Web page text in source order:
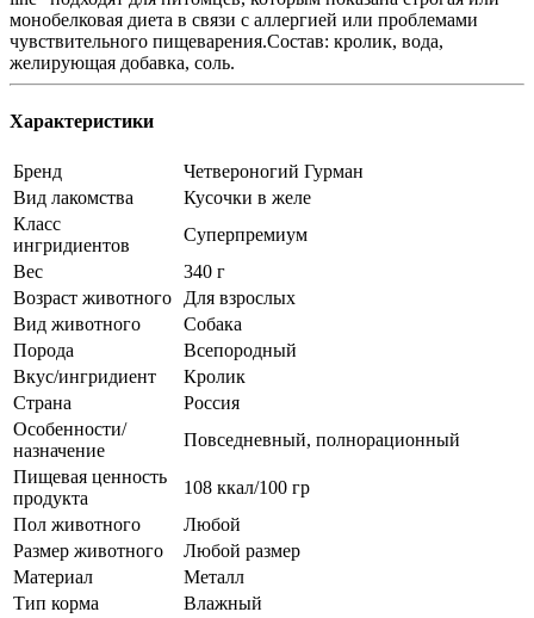
монобелковая диета в связи с аллергией или проблемами
чувствительного пищеварения.Состав: кролик, вода,
желирующая добавка, соль.
Характеристики
Бренд
Четвероногий Гурман
Вид лакомства
Кусочки в желе
Класс
ингридиентов
Суперпремиум
Вес
340 г
Возраст животного
Для взрослых
Вид животного
Собака
Порода
Всепородный
Вкус/ингридиент
Кролик
Страна
Россия
Особенности/
назначение
Повседневный, полнорационный
Пищевая ценность
продукта
108 ккал/100 гр
Пол животного
Любой
Размер животного
Любой размер
Материал
Металл
Тип корма
Влажный